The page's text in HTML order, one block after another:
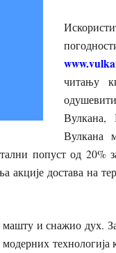
читању
Вулкана,
Вулкана
попуст од 20%
достава на
машту и снажио дух.
технологија